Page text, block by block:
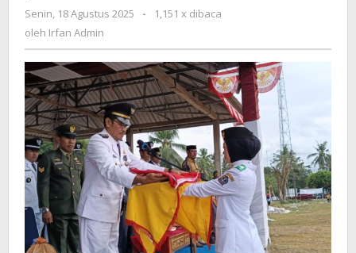
Kasih
anakku,
Saya
terharu
dan
Bangga
pada
Kalian
Senin, 18 Agustus 2025
oleh
-
1,151 x dibaca
oleh Irfan Admin